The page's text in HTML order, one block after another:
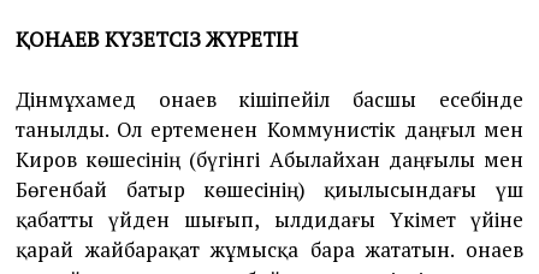
ҚОНАЕВ КҮЗЕТСІЗ ЖҮРЕТІН
Дінмұхамед Қонаев кішіпейіл басшы есебінде
танылды. Ол ертеменен Коммунистік даңғыл мен
Киров көшесінің (бүгінгі Абылайхан даңғылы мен
Бөгенбай батыр көшесінің) қиылысындағы үш
қабатты үйден шығып, ылдидағы Үкімет үйіне
қарай жайбарақат жұмысқа бара жататын. Қонаев